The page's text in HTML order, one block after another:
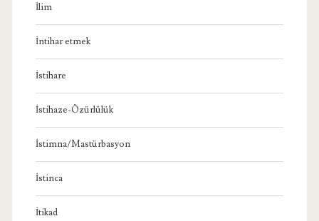
İlim
İntihar etmek
İstihare
İstihaze-Özürlülük
İstimna/Mastürbasyon
İstinca
İtikad